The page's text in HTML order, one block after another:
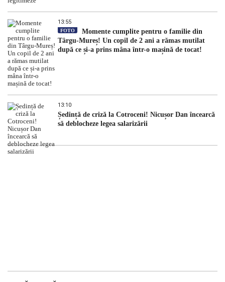
13:55
FOTO
Momente cumplite pentru o familie din
Târgu-Mureș! Un copil de 2 ani a rămas mutilat
după ce și-a prins mâna într-o mașină de tocat!
13:10
Ședință de criză la Cotroceni! Nicușor Dan încearcă
să deblocheze legea salarizării